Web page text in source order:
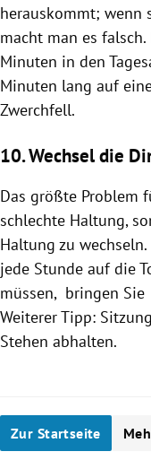
herauskommt; wenn
macht man es
Minuten in den
Minuten lang auf
Zwerchfell.
10. Wechsel die
Das größte Problem
schlechte Haltung,
Haltung zu
jede Stunde auf die
müssen, bringen
Weiterer Tipp:
Stehen abhalten.
Zur Startseite